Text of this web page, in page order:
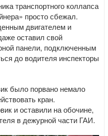
транспортного коллапса
просто сбежал.
двигателем и
оставил свой
панели, подключенным
до водителя инспекторы
было порвано немало
кран.
и оставили на обочине,
в дежурной части ГАИ.